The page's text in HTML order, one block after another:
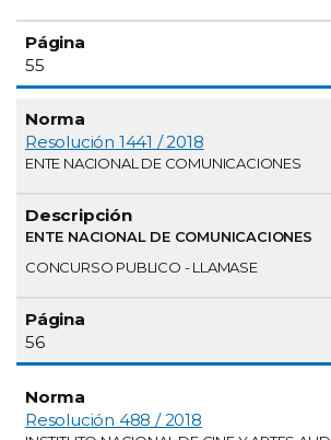
55
Resolución 1441 / 2018
ENTE NACIONAL DE COMUNICACIONES
ENTE NACIONAL DE COMUNICACIONES
CONCURSO PUBLICO - LLAMASE
56
Resolución 488 / 2018